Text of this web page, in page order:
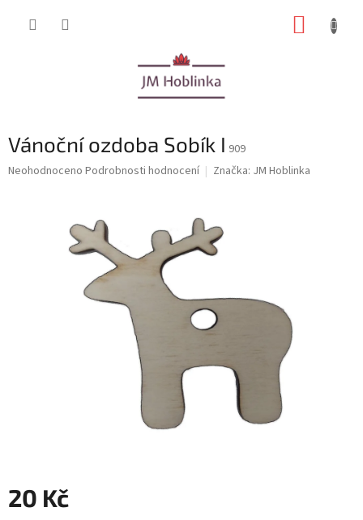
Vánoční ozdoba Sobík I 909
Průměrné
Neohodnoceno Podrobnosti hodnocení Značka: JM Hoblinka
20 Kč